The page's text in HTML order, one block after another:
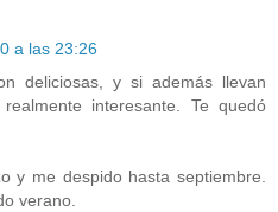
a las 23:26
deliciosas, y si además llevan
interesante. Te quedó
y me despido hasta septiembre.
verano.